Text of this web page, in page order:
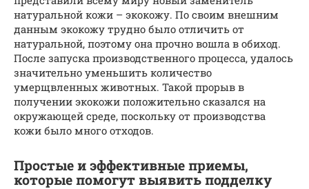
натуральной кожи – экокожу. По своим внешним
данным экокожу трудно было отличить от
натуральной, поэтому она прочно вошла в обиход.
После запуска производственного процесса, удалось
значительно уменьшить количество
умерщвленных животных. Такой прорыв в
получении экокожи положительно сказался на
окружающей среде, поскольку от производства
кожи было много отходов.
Простые и эффективные приемы,
которые помогут выявить подделку